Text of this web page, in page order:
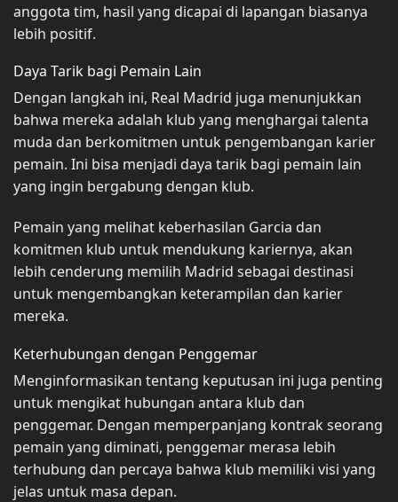
anggota tim, hasil yang dicapai di lapangan biasanya
lebih positif.
Daya Tarik bagi Pemain Lain
Dengan langkah ini, Real Madrid juga menunjukkan
bahwa mereka adalah klub yang menghargai talenta
muda dan berkomitmen untuk pengembangan karier
pemain. Ini bisa menjadi daya tarik bagi pemain lain
yang ingin bergabung dengan klub.
Pemain yang melihat keberhasilan Garcia dan
komitmen klub untuk mendukung kariernya, akan
lebih cenderung memilih Madrid sebagai destinasi
untuk mengembangkan keterampilan dan karier
mereka.
Keterhubungan dengan Penggemar
Menginformasikan tentang keputusan ini juga penting
untuk mengikat hubungan antara klub dan
penggemar. Dengan memperpanjang kontrak seorang
pemain yang diminati, penggemar merasa lebih
terhubung dan percaya bahwa klub memiliki visi yang
jelas untuk masa depan.